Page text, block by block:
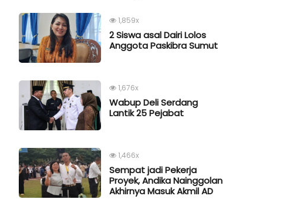
1,859x
2 Siswa asal Dairi Lolos
Anggota Paskibra Sumut
1,676x
Wabup Deli Serdang
Lantik 25 Pejabat
1,466x
Sempat jadi Pekerja
Proyek, Andika Nainggolan
Akhirnya Masuk Akmil AD